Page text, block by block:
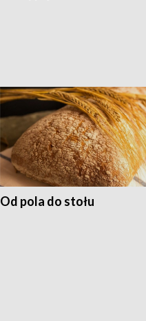
Od pola do stołu